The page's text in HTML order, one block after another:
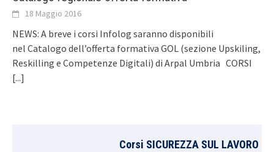
18 Maggio 2016
NEWS: A breve i corsi Infolog saranno disponibili
nel Catalogo dell’offerta formativa GOL (sezione Upskiling,
Reskilling e Competenze Digitali) di Arpal Umbria CORSI
[...]
Corsi SICUREZZA SUL LAVORO